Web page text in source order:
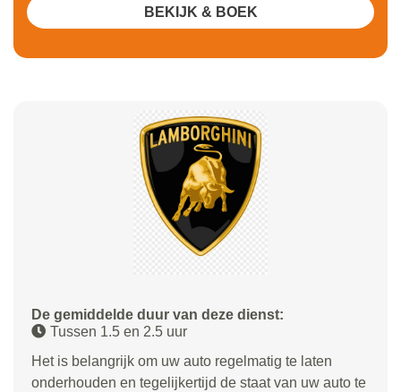
De gemiddelde duur van deze dienst:
Tussen 1.5 en 2.5 uur
Het is belangrijk om uw auto regelmatig te laten
onderhouden en tegelijkertijd de staat van uw auto te
BEKIJK & BOEK